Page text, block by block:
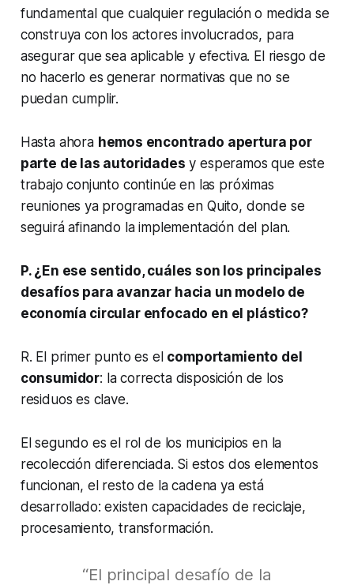
fundamental que cualquier regulación o medida se
construya con los actores involucrados, para
asegurar que sea aplicable y efectiva. El riesgo de
no hacerlo es generar normativas que no se
puedan cumplir.
Hasta ahora hemos encontrado apertura por
parte de las autoridades y esperamos que este
trabajo conjunto continúe en las próximas
reuniones ya programadas en Quito, donde se
seguirá afinando la implementación del plan.
P. ¿En ese sentido, cuáles son los principales
desafíos para avanzar hacia un modelo de
economía circular enfocado en el plástico?
R. El primer punto es el comportamiento del
consumidor: la correcta disposición de los
residuos es clave.
El segundo es el rol de los municipios en la
recolección diferenciada. Si estos dos elementos
funcionan, el resto de la cadena ya está
desarrollado: existen capacidades de reciclaje,
procesamiento, transformación.
“El principal desafío de la